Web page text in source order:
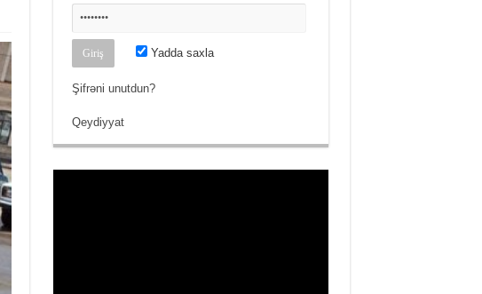
Yadda saxla
Şifrəni unutdun?
Qeydiyyat